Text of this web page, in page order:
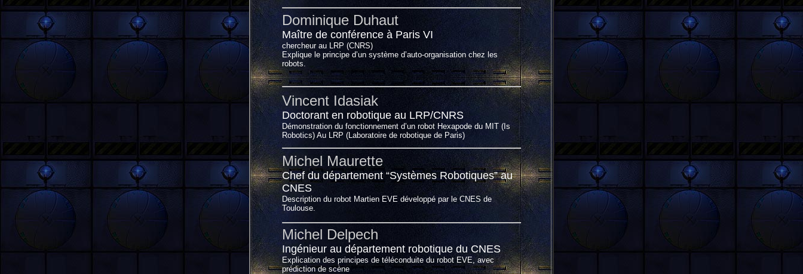
Dominique Duhaut
Maître de conférence à Paris VI
chercheur au LRP (CNRS)
Explique le principe d’un système d’auto-organisation chez les
robots.
Vincent Idasiak
Doctorant en robotique au LRP/CNRS
Démonstration du fonctionnement d’un robot Hexapode du MIT (Is
Robotics) Au LRP (Laboratoire de robotique de Paris)
Michel Maurette
Chef du département “Systèmes Robotiques” au
CNES
Description du robot Martien EVE développé par le CNES de
Toulouse.
Michel Delpech
Ingénieur au département robotique du CNES
Explication des principes de téléconduite du robot EVE, avec
prédiction de scène